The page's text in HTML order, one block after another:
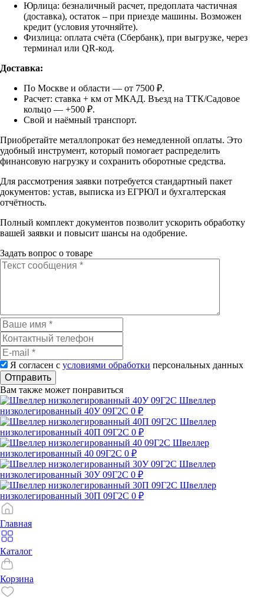
Юрлица: безналичный расчет, предоплата частичная
(доставка), остаток – при приезде машины. Возможен
кредит (условия уточняйте).
Физлица: оплата счёта (Сбербанк), при выгрузке, через
терминал или QR-код.
Доставка:
По Москве и области — от 7500 ₽.
Расчет: ставка + км от МКАД. Въезд на ТТК/Садовое
кольцо — +500 ₽.
Свой и наёмный транспорт.
Приобретайте металлопрокат без немедленной оплаты. Это
удобный инструмент, который помогает распределить
финансовую нагрузку и сохранить оборотные средства.
Для рассмотрения заявки потребуется стандартный пакет
документов: устав, выписка из ЕГРЮЛ и бухгалтерская
отчётность.
Полный комплект документов позволит ускорить обработку
вашей заявки и повысит шансы на одобрение.
Задать вопрос о товаре
Я согласен с условиями обработки персональных данных
Отправить
Вам также может понравиться
Швеллер
низколегированный 40У 09Г2С 0 ₽
Швеллер
низколегированный 40П 09Г2С 0 ₽
Швеллер
низколегированный 40 09Г2С 0 ₽
Швеллер
низколегированный 30У 09Г2С 0 ₽
Швеллер
низколегированный 30П 09Г2С 0 ₽
Главная
Каталог
Корзина